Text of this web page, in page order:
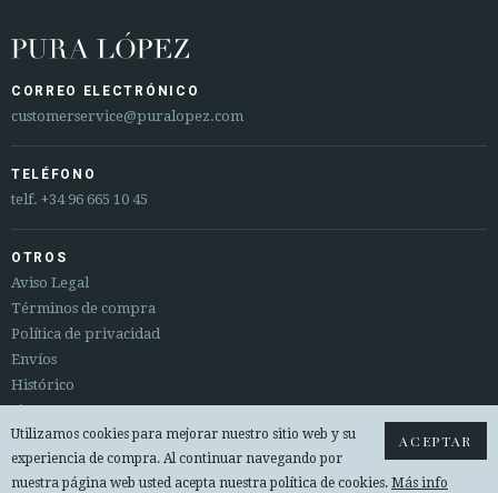
CORREO ELECTRÓNICO
customerservice@puralopez.com
TELÉFONO
telf. +34 96 665 10 45
OTROS
Aviso Legal
Términos de compra
Política de privacidad
Envíos
Histórico
Sitemap
Cambios y devoluciones
© 2026 PURA LOPEZ
ACEPTAR
Utilizamos cookies para mejorar nuestro sitio web y su
experiencia de compra. Al continuar navegando por
nuestra página web usted acepta nuestra política de cookies. Más info